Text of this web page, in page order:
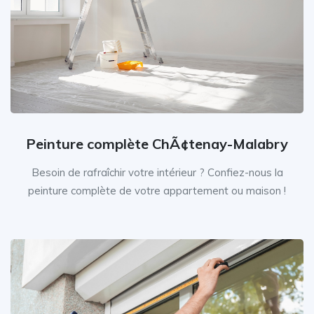
Peinture complète ChÃ¢tenay-Malabry
Besoin de rafraîchir votre intérieur ? Confiez-nous la
peinture complète de votre appartement ou maison !